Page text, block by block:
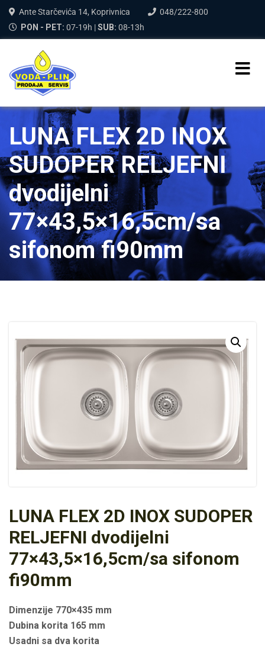
Ante Starčevića 14, Koprivnica
048/222-800
PON - PET: 07-19h |SUB: 08-13h
LUNA FLEX 2D INOX
SUDOPER RELJEFNI
dvodijelni
77×43,5×16,5cm/sa
sifonom fi90mm
LUNA FLEX 2D INOX SUDOPER
RELJEFNI dvodijelni
77×43,5×16,5cm/sa sifonom
fi90mm
Dimenzije 770×435 mm
Dubina korita 165 mm
Usadni sa dva korita